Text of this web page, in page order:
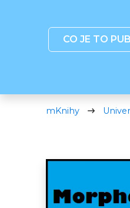
CO JE TO
mKnihy